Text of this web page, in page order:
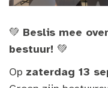
💚 Beslis mee
bestuur! 💚
Op zaterdag 13